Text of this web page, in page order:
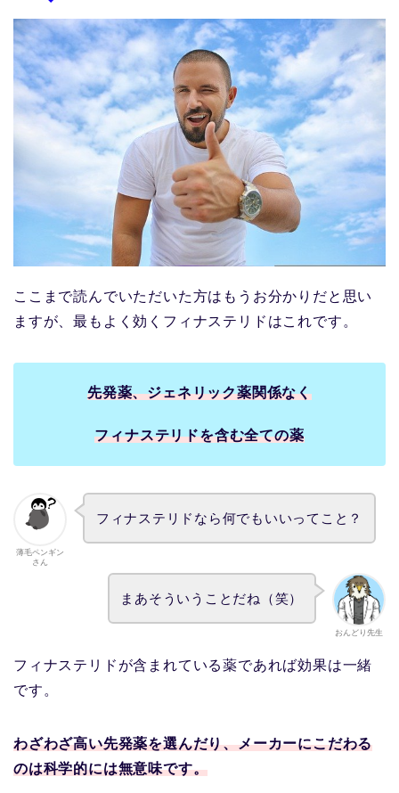
ここまで読んでいただいた方はもうお分かりだと思い
ますが、最もよく効くフィナステリドはこれです。
先発薬、ジェネリック薬関係なく
フィナステリドを含む全ての薬
薄毛ペンギン
さん
フィナステリドなら何でもいいってこと？
おんどり先生
まあそういうことだね（笑）
フィナステリドが含まれている薬であれば効果は一緒
です。
わざわざ高い先発薬を選んだり、メーカーにこだわる
のは科学的には無意味です。